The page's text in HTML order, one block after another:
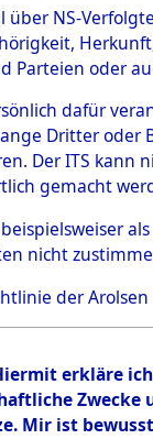
dem
über NS-
Parteien oder
dafür
Dritter
Der ITS
gemacht
nicht
der Arolsen
erkläre
Mir ist